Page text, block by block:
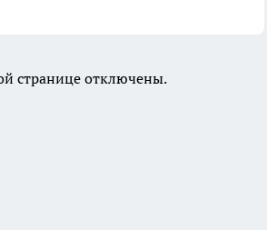
странице отключены.